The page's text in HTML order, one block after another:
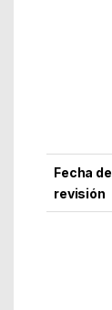
Fecha de
revisión